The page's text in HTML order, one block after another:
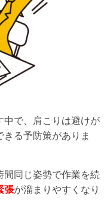
で、肩こりは避けが
る予防策がありま
同じ姿勢で作業を続
張が溜まりやすくなり